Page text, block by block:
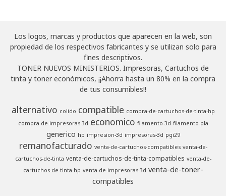
Los logos, marcas y productos que aparecen en la web, son
propiedad de los respectivos fabricantes y se utilizan solo para
fines descriptivos.
TONER NUEVOS MINISTERIOS. Impresoras, Cartuchos de
tinta y toner económicos, ¡¡Ahorra hasta un 80% en la compra
de tus consumibles!!
alternativo colido compatible compra-de-cartuchos-de-tinta-hp
compra-de-impresoras-3d economico filamento-3d filamento-pla
generico hp impresion-3d impresoras-3d pgi29
remanofacturado venta-de-cartuchos-compatibles venta-de-
cartuchos-de-tinta venta-de-cartuchos-de-tinta-compatibles venta-de-
cartuchos-de-tinta-hp venta-de-impresoras-3d venta-de-toner-
compatibles